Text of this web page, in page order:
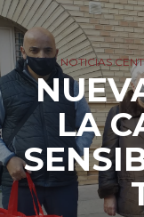
NOTICIAS
LA